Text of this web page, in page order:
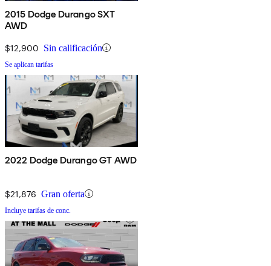
2015 Dodge Durango SXT
AWD
$12,900 Sin calificación
Se aplican tarifas
2022 Dodge Durango GT AWD
$21,876 Gran oferta
Incluye tarifas de conc.